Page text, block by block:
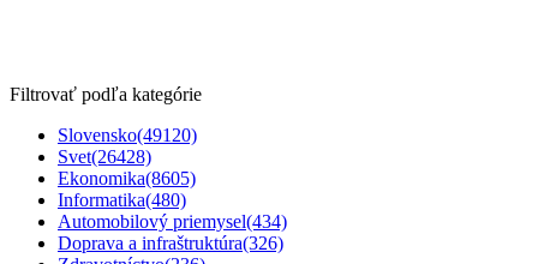
Filtrovať podľa kategórie
Slovensko(49120)
Svet(26428)
Ekonomika(8605)
Informatika(480)
Automobilový priemysel(434)
Doprava a infraštruktúra(326)